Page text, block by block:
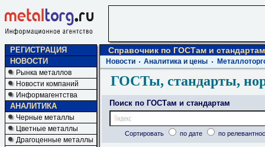
РЕГИСТРАЦИЯ
НОВОСТИ
Рынка металлов
Новости компаний
Информагентства
АНАЛИТИКА
Черные металлы
Цветные металлы
Драгоценные металлы
Справочник по ГОСТам и стандартам
Новости Аналитика и цены
ГОСТы, стандарты,
Поиск по ГОСТам и стандартам
Сортировать по дате по